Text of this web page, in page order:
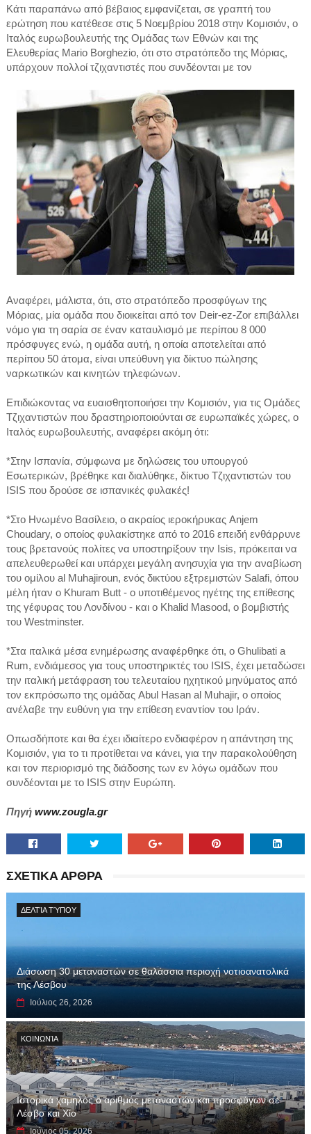
Κάτι παραπάνω από βέβαιος εμφανίζεται, σε γραπτή του
ερώτηση που κατέθεσε στις 5 Νοεμβρίου 2018 στην Κομισιόν, ο
Ιταλός ευρωβουλευτής της Ομάδας των Εθνών και της
Ελευθερίας Mario Borghezio, ότι στο στρατόπεδο της Μόριας,
υπάρχουν πολλοί τζιχαντιστές που συνδέονται με τον
Αναφέρει, μάλιστα, ότι, στο στρατόπεδο προσφύγων της
Μόριας, μία ομάδα που διοικείται από τον Deir-ez-Zor επιβάλλει
νόμο για τη σαρία σε έναν καταυλισμό με περίπου 8 000
πρόσφυγες ενώ, η ομάδα αυτή, η οποία αποτελείται από
περίπου 50 άτομα, είναι υπεύθυνη για δίκτυο πώλησης
ναρκωτικών και κινητών τηλεφώνων.
Επιδιώκοντας να ευαισθητοποιήσει την Κομισιόν, για τις Ομάδες
Τζιχαντιστών που δραστηριοποιούνται σε ευρωπαϊκές χώρες, ο
Ιταλός ευρωβουλευτής, αναφέρει ακόμη ότι:
*Στην Ισπανία, σύμφωνα με δηλώσεις του υπουργού
Εσωτερικών, βρέθηκε και διαλύθηκε, δίκτυο Τζιχαντιστών του
ISIS που δρούσε σε ισπανικές φυλακές!
*Στο Ηνωμένο Βασίλειο, ο ακραίος ιεροκήρυκας Anjem
Choudary, ο οποίος φυλακίστηκε από το 2016 επειδή ενθάρρυνε
τους βρετανούς πολίτες να υποστηρίξουν την Isis, πρόκειται να
απελευθερωθεί και υπάρχει μεγάλη ανησυχία για την αναβίωση
του ομίλου al Muhajiroun, ενός δικτύου εξτρεμιστών Salafi, όπου
μέλη ήταν ο Khuram Butt - ο υποτιθέμενος ηγέτης της επίθεσης
της γέφυρας του Λονδίνου - και ο Khalid Masood, ο βομβιστής
του Westminster.
*Στα ιταλικά μέσα ενημέρωσης αναφέρθηκε ότι, ο Ghulibati a
Rum, ενδιάμεσος για τους υποστηρικτές του ISIS, έχει μεταδώσει
την ιταλική μετάφραση του τελευταίου ηχητικού μηνύματος από
τον εκπρόσωπο της ομάδας Abul Hasan al Muhajir, ο οποίος
ανέλαβε την ευθύνη για την επίθεση εναντίον του Ιράν.
Οπωσδήποτε και θα έχει ιδιαίτερο ενδιαφέρον η απάντηση της
Κομισιόν, για το τι προτίθεται να κάνει, για την παρακολούθηση
και τον περιορισμό της διάδοσης των εν λόγω ομάδων που
συνδέονται με το ISIS στην Ευρώπη.
Πηγή www.zougla.gr
ΣΧΕΤΙΚΑ ΑΡΘΡΑ
ΔΕΛΤΊΑ ΤΎΠΟΥ
Διάσωση 30 μεταναστών σε θαλάσσια περιοχή νοτιοανατολικά
της Λέσβου
Ιούλιος 26, 2026
ΚΟΙΝΩΝΊΑ
Ιστορικά χαμηλός ο αριθμός μεταναστών και προσφύγων σε
Λέσβο και Χίο
Ιούνιος 05, 2026